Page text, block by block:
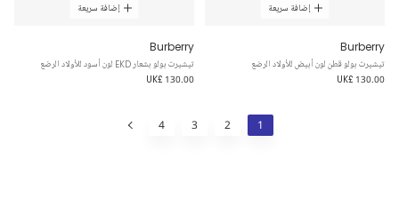
إضافة سريعة
Burberry
تيشيرت بولو قطن لون أبيض للأولاد الرضع
UK£ 130.00
إضافة سريعة
Burberry
تيشيرت بولو بشعار EKD لون أسود للأولاد الرضع
UK£ 130.00
1
2
3
4